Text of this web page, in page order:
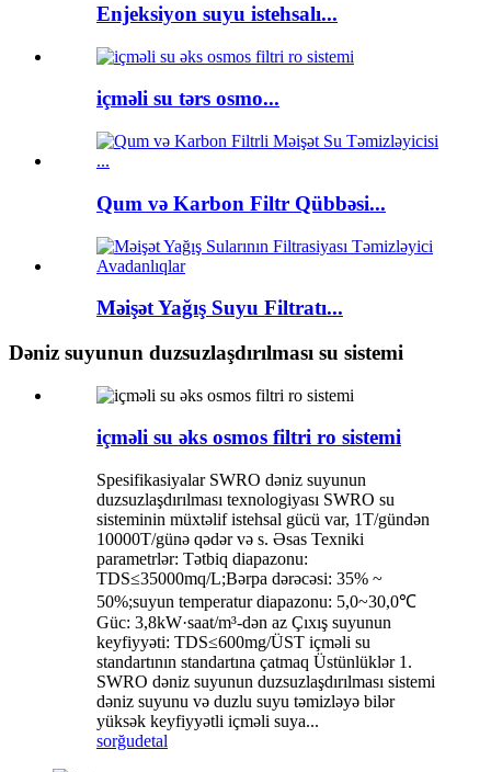
Enjeksiyon suyu istehsalı...
içməli su tərs osmo...
Qum və Karbon Filtr Qübbəsi...
Məişət Yağış Suyu Filtratı...
Dəniz suyunun duzsuzlaşdırılması su sistemi
içməli su əks osmos filtri ro sistemi
Spesifikasiyalar SWRO dəniz suyunun
duzsuzlaşdırılması texnologiyası SWRO su
sisteminin müxtəlif istehsal gücü var, 1T/gündən
10000T/günə qədər və s. Əsas Texniki
parametrlər: Tətbiq diapazonu:
TDS≤35000mq/L;Bərpa dərəcəsi: 35% ~
50%;suyun temperatur diapazonu: 5,0~30,0℃
Güc: 3,8kW·saat/m³-dən az Çıxış suyunun
keyfiyyəti: TDS≤600mg/ÜST içməli su
standartının standartına çatmaq Üstünlüklər 1.
SWRO dəniz suyunun duzsuzlaşdırılması sistemi
dəniz suyunu və duzlu suyu təmizləyə bilər
yüksək keyfiyyətli içməli suya...
sorğudetal